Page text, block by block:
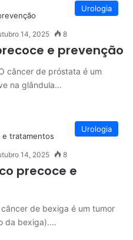
Urologia
14, 2025 8
e prevenção
câncer de próstata é um
na glândula…
Urologia
14, 2025 8
precoce e
de bexiga é um tumor
da bexiga).…